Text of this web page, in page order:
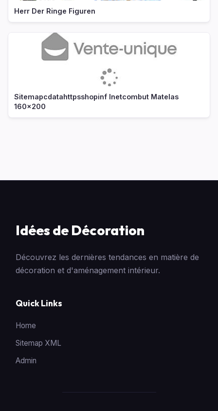
Herr Der Ringe Figuren
Sitemapcdatahttpsshopinf Inetcombut Matelas
160x200
Idées de Décoration
Découvrez les dernières tendances en matière de
décoration et d'aménagement intérieur.
Quick Links
Home
Sitemap XML
Admin